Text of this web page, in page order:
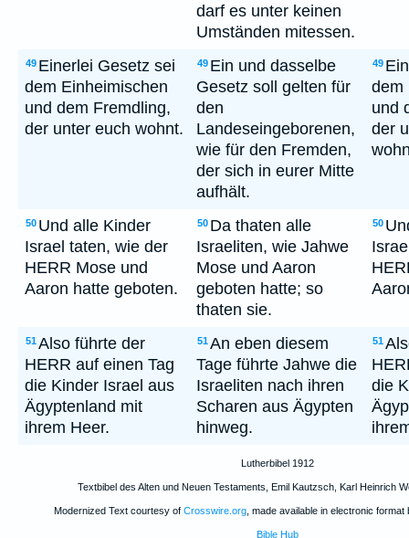
darf es unter keinen
Umständen mitessen.
49 Einerlei Gesetz sei
dem Einheimischen
und dem Fremdling,
der unter euch wohnt.
49 Ein und dasselbe
Gesetz soll gelten für
den
Landeseingeborenen,
wie für den Fremden,
der sich in eurer Mitte
aufhält.
49
dem
und
der
50 Und alle Kinder
Israel taten, wie der
HERR Mose und
Aaron hatte geboten.
50 Da thaten alle
Israeliten, wie Jahwe
Mose und Aaron
geboten hatte; so
thaten sie.
50
51Also führte der
HERR auf einen Tag
die Kinder Israel aus
Ägyptenland mit
ihrem Heer.
51An eben diesem
Tage führte Jahwe die
Israeliten nach ihren
Scharen aus Ägypten
hinweg.
51
die
Lutherbibel 1912
Textbibel des Alten und Neuen Testaments, Emil Kautzsch, Karl Heinrich
Modernized Text courtesy of Crosswire.org , made available in electronic
Bible Hub